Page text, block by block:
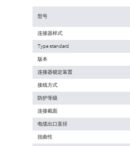
型号
连接器样式
Type standard
版本
连接器锁定装置
接线方式
防护等级
连接截面
电缆出口直径
扭曲性